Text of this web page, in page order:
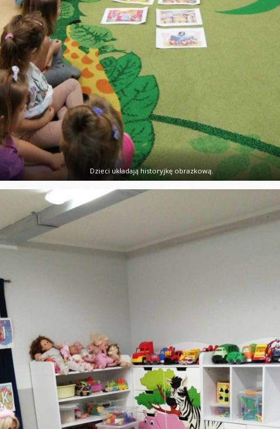
JASEŁKA
Wiatrak
matematyczny
Dzień Misia
Prawa Dziecka
DZIEŃ JEŻA
Święto
Niepodległości
Dzień Kundelka –
zajęcia biblioteczne
Jesienny spacer
Wiewiórek
Ścieżka sesoryczna
DZIEŃ PIŻAMY
Występy z okazji
Dzień Rodziny
Dzień Ziemi
Rytmika
Religia
Rytmika
Rytmika
Religia
W oczekiwaniu na
Wielkanocne
malowanki
DZIEŃ SPORTU
Dzień zdrowia
Światowy Dzień
Świadomości
Autyzmu
Popołudniowe
zabawy
Kreatywna mata
Wiosna u biedronek
Wiosenne sadzonki
PIERWSZY DZIEŃ
WIOSNY
Dzień Kobiet
Tłusty czwartek
Dzień Babci i
Dziadka
Jasełka
Dzień MISIA
Dzień zdrowego
śniadania
Dzień Jesieni
Malowanie na
świeżym powietrzu
Dzień kropki w
„Jeżykach”
Dzień Rodziny
Wiosną malowane
Dzień Ziemi
Tydzień teatru
Dzień Kobiet
Bal karnawałowy
Tłusty czwartek
Pieczenie babeczek
Dzień Misia
Zabawy masą solną
SENSORYCZNIE
DZIEŃ CHŁOPAKA
MISIE
DZIEŃ PIŻAMY MISIE
Dzień Jesieni
Dzień Rodziny
Dzień Kosmosu
Dzieci układają historyjkę obrazkową.